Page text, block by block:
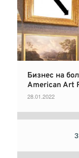
Бизнес на
American Art
28.01.2022